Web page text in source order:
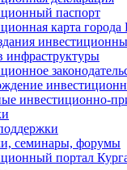
паспорт
карта города
инфраструктуры
инвестиционно-
семинары, форумы
портал